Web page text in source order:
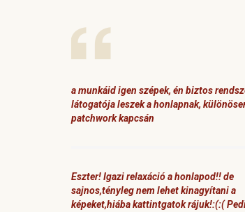
a munkáid igen szépek, én biztos
látogatója leszek a honlapnak,
patchwork kapcsán
Eszter! Igazi relaxáció a honlapod!! de
sajnos,tényleg nem lehet kinagyítani a
képeket,hiába kattintgatok rájuk!:(:(